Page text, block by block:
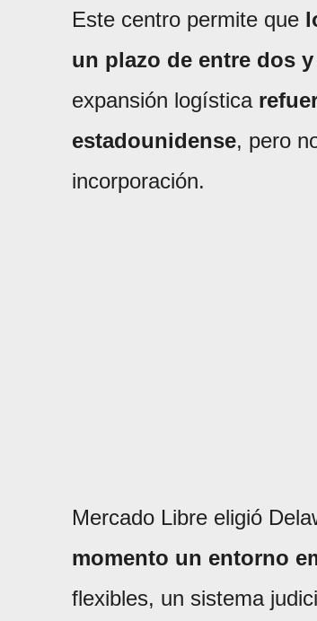
Este centro permite que
un plazo de entre dos
expansión logística
estadounidense, pero
incorporación.
Mercado Libre eligió
momento un entorno
flexibles, un sistema